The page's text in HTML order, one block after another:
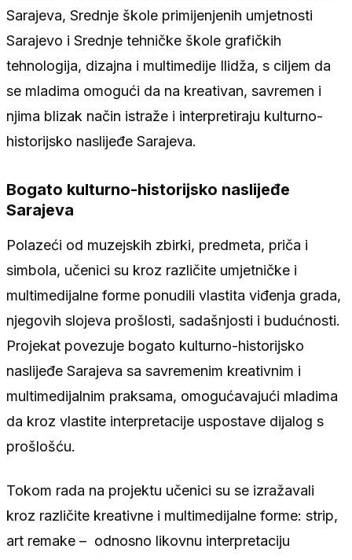
Sarajeva, Srednje škole primijenjenih umjetnosti
Sarajevo i Srednje tehničke škole grafičkih
tehnologija, dizajna i multimedije Ilidža, s ciljem da
se mladima omogući da na kreativan, savremen i
njima blizak način istraže i interpretiraju kulturno-
historijsko naslijeđe Sarajeva.
Bogato kulturno-historijsko naslijeđe
Sarajeva
Polazeći od muzejskih zbirki, predmeta, priča i
simbola, učenici su kroz različite umjetničke i
multimedijalne forme ponudili vlastita viđenja grada,
njegovih slojeva prošlosti, sadašnjosti i budućnosti.
Projekat povezuje bogato kulturno-historijsko
naslijeđe Sarajeva sa savremenim kreativnim i
multimedijalnim praksama, omogućavajući mladima
da kroz vlastite interpretacije uspostave dijalog s
prošlošću.
Tokom rada na projektu učenici su se izražavali
kroz različite kreativne i multimedijalne forme: strip,
art remake – odnosno likovnu interpretaciju